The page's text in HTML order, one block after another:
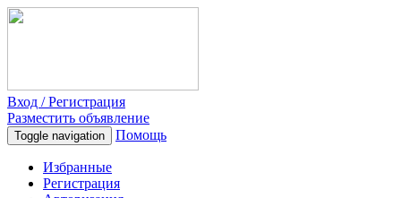
Вход / Регистрация
Разместить объявление
Toggle navigation Помощь
Избранные
Регистрация